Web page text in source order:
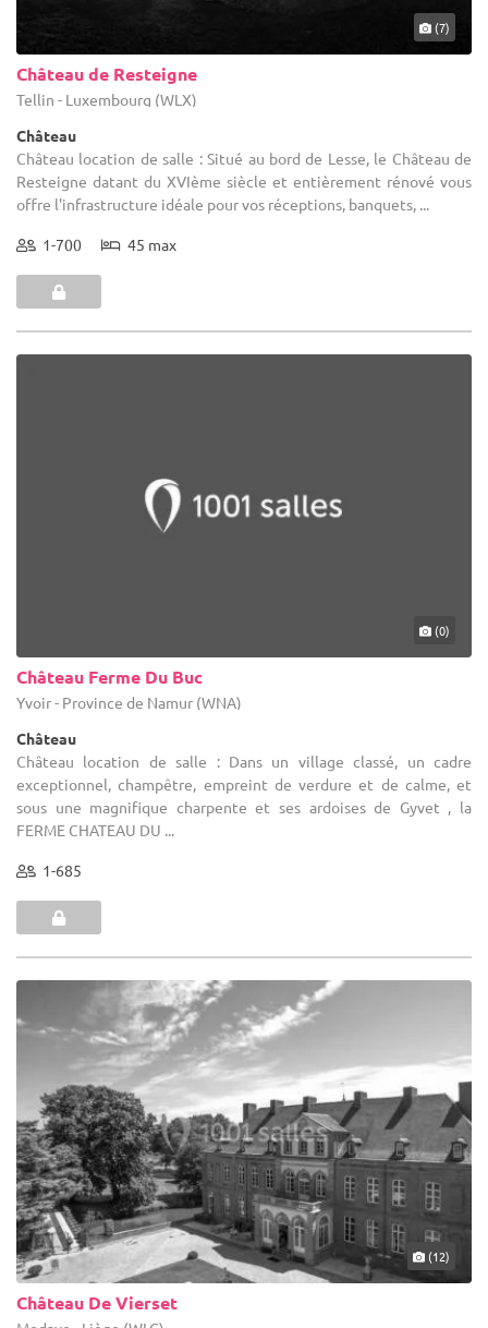
(7)
Château de Resteigne
Tellin - Luxembourg (WLX)
Château
Château location de salle : Situé au bord de Lesse, le Château de
Resteigne datant du XVIème siècle et entièrement rénové vous
offre l'infrastructure idéale pour vos réceptions, banquets, ...
1-700 45 max
(0)
Château Ferme Du Buc
Yvoir - Province de Namur (WNA)
Château
Château location de salle : Dans un village classé, un cadre
exceptionnel, champêtre, empreint de verdure et de calme, et
sous une magnifique charpente et ses ardoises de Gyvet , la
FERME CHATEAU DU ...
1-685
(12)
Château De Vierset